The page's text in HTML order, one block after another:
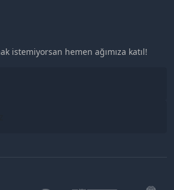
istemiyorsan hemen ağımıza katıl!